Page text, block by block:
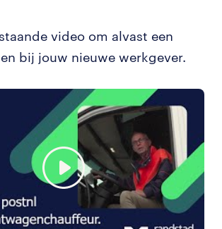
video om alvast een
bij jouw nieuwe werkgever.